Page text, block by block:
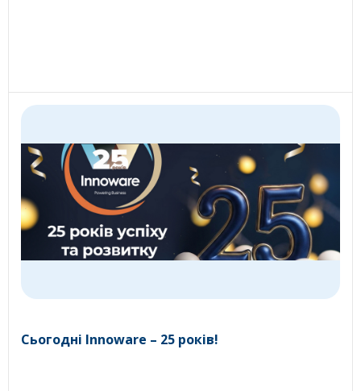
Сьогодні Innoware – 25 років!